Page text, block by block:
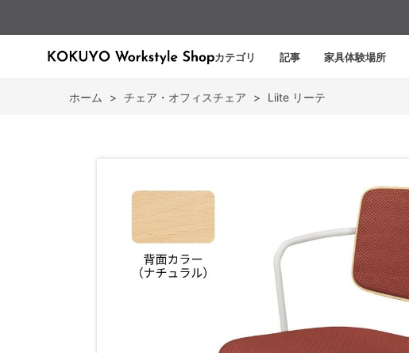
カテゴリ 記事 家具体験場所
ホーム > チェア・オフィスチェア > Liite リーテ